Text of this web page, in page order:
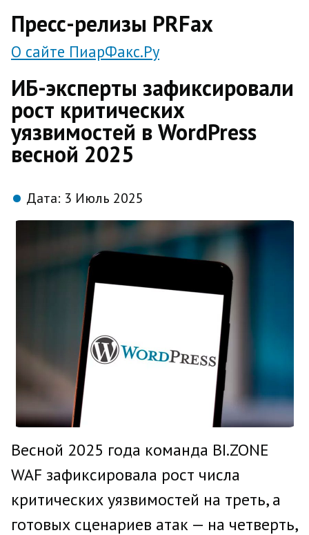
Пресс-релизы PRFax
О сайте ПиарФакс.Ру
ИБ-эксперты зафиксировали
рост критических
уязвимостей в WordPress
весной 2025
Дата: 3 Июль 2025
Весной 2025 года команда BI.ZONE
WAF зафиксировала рост числа
критических уязвимостей на треть, а
готовых сценариев атак — на четверть,